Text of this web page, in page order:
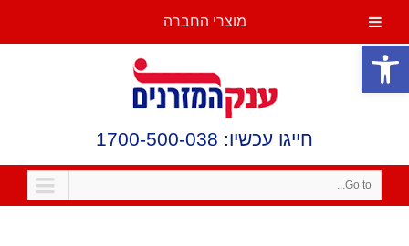
פתח סרגל נגישות
חייגו עכשיו: 1700-500-038
Go to...
מוצרי החברה